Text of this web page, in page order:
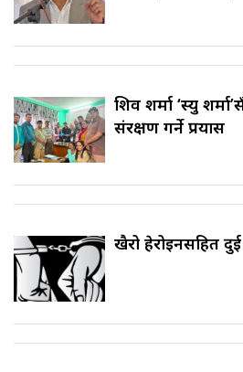
शिव शर्मा ‘स्यु
संरक्षण गर्ने प्रयास
खैरो हेरोइनसहित